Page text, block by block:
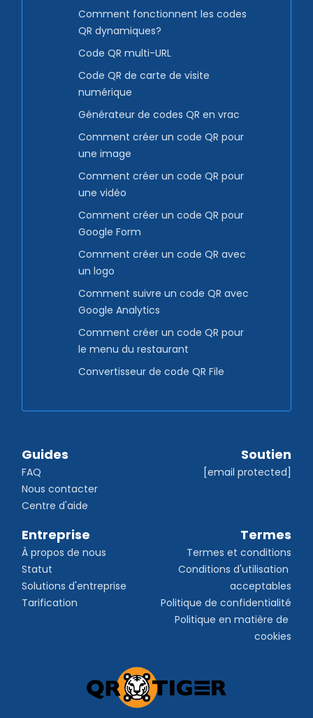
Comment fonctionnent les codes
QR dynamiques?
Code QR multi-URL
Code QR de carte de visite
numérique
Générateur de codes QR en vrac
Comment créer un code QR pour
une image
Comment créer un code QR pour
une vidéo
Comment créer un code QR pour
Google Form
Comment créer un code QR avec
un logo
Comment suivre un code QR avec
Google Analytics
Comment créer un code QR pour
le menu du restaurant
Convertisseur de code QR File
Guides
FAQ
Nous contacter
Centre d'aide
Soutien
[email protected]
Entreprise
À propos de nous
Statut
Solutions d'entreprise
Tarification
Termes
Termes et conditions
Conditions d'utilisation
acceptables
Politique de confidentialité
Politique en matière de
cookies